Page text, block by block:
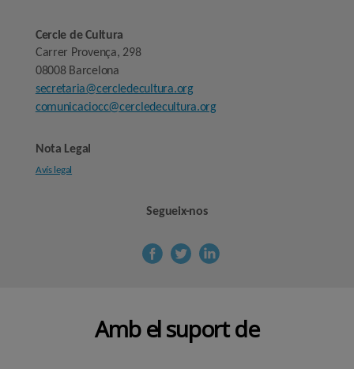
Cercle de Cultura
Carrer Provença, 298
08008 Barcelona
secretaria@cercledecultura.org
comunicaciocc@cercledecultura.org
Nota Legal
Avís legal
Segueix-nos
Amb el suport de